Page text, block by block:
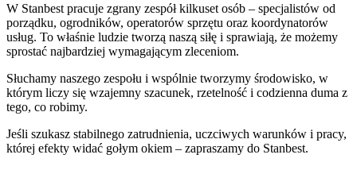
W Stanbest pracuje zgrany zespół kilkuset osób – specjalistów od
porządku, ogrodników, operatorów sprzętu oraz koordynatorów
usług. To właśnie ludzie tworzą naszą siłę i sprawiają, że możemy
sprostać najbardziej wymagającym zleceniom.
Słuchamy naszego zespołu i wspólnie tworzymy środowisko, w
którym liczy się wzajemny szacunek, rzetelność i codzienna duma z
tego, co robimy.
Jeśli szukasz stabilnego zatrudnienia, uczciwych warunków i pracy,
której efekty widać gołym okiem – zapraszamy do Stanbest.